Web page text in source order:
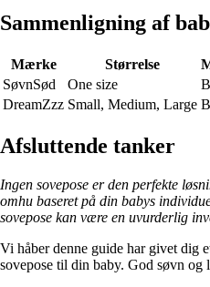
Sammenligning af
Mærke Størrelse
SøvnSød
One size
DreamZzz Small, Medium, Large
Afsluttende tanker
Ingen sovepose er den perfekte
omhu baseret på din babys
sovepose kan være en uvurderlig
Vi håber denne guide har givet dig
sovepose til din baby. God søvn og